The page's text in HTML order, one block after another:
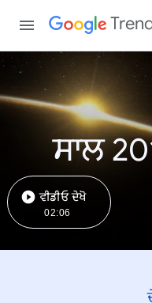
ਸਾਲ
ਵੀਡੀਓ ਦੇਖੋ
02:06